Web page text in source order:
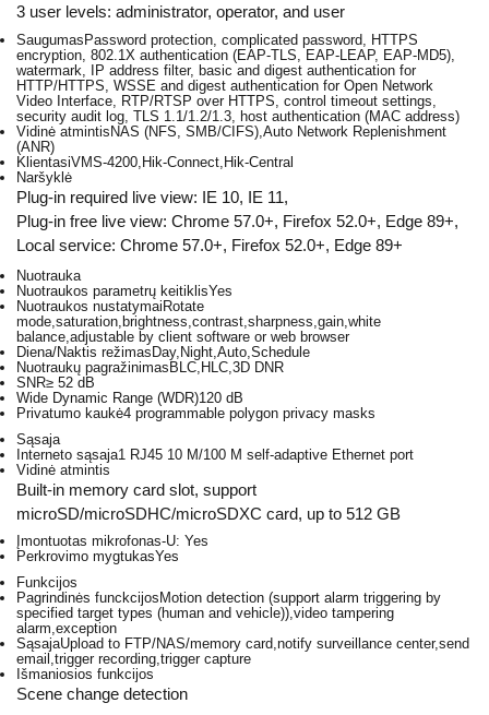
3 user levels: administrator, operator, and user
SaugumasPassword protection, complicated password, HTTPS
encryption, 802.1X authentication (EAP-TLS, EAP-LEAP, EAP-MD5),
watermark, IP address filter, basic and digest authentication for
HTTP/HTTPS, WSSE and digest authentication for Open Network
Video Interface, RTP/RTSP over HTTPS, control timeout settings,
security audit log, TLS 1.1/1.2/1.3, host authentication (MAC address)
Vidinė atmintisNAS (NFS, SMB/CIFS),Auto Network Replenishment
(ANR)
KlientasiVMS-4200,Hik-Connect,Hik-Central
Naršyklė
Plug-in required live view: IE 10, IE 11,
Plug-in free live view: Chrome 57.0+, Firefox 52.0+, Edge 89+,
Local service: Chrome 57.0+, Firefox 52.0+, Edge 89+
Nuotrauka
Nuotraukos parametrų keitiklisYes
Nuotraukos nustatymaiRotate
mode,saturation,brightness,contrast,sharpness,gain,white
balance,adjustable by client software or web browser
Diena/Naktis režimasDay,Night,Auto,Schedule
Nuotraukų pagražinimasBLC,HLC,3D DNR
SNR≥ 52 dB
Wide Dynamic Range (WDR)120 dB
Privatumo kaukė4 programmable polygon privacy masks
Sąsaja
Interneto sąsaja1 RJ45 10 M/100 M self-adaptive Ethernet port
Vidinė atmintis
Built-in memory card slot, support
microSD/microSDHC/microSDXC card, up to 512 GB
Įmontuotas mikrofonas-U: Yes
Perkrovimo mygtukasYes
Funkcijos
Pagrindinės funckcijos Motion detection (support alarm triggering by
specified target types (human and vehicle)),video tampering
alarm,exception
SąsajaUpload to FTP/NAS/memory card,notify surveillance center,send
email,trigger recording,trigger capture
Išmaniosios funkcijos
Scene change detection